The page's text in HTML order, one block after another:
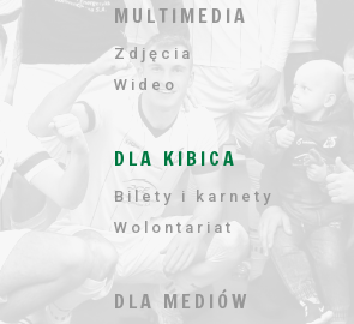
MULTIMEDIA
Zdjęcia
Wideo
DLA KIBICA
Bilety i karnety
Wolontariat
DLA MEDIÓW